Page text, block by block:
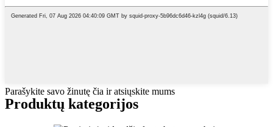
Parašykite savo žinutę čia ir atsiųskite mums
Produktų kategorijos